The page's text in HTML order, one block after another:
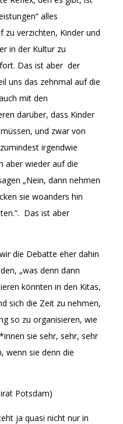
alles
zu verzichten, Kinder und
in der Kultur zu
Das ist aber der
uns das zehnmal auf die
mit den
darüber, dass Kinder
und zwar von
irgendwie
aber wieder auf die
„Nein, dann nehmen
sie woanders hin
Das ist aber
die Debatte eher dahin
„was denn dann
könnten in den Kitas,
sich die Zeit zu nehmen,
so zu organisieren, wie
sie sehr, sehr, sehr
wenn sie denn die
Potsdam)
ja quasi nicht nur in